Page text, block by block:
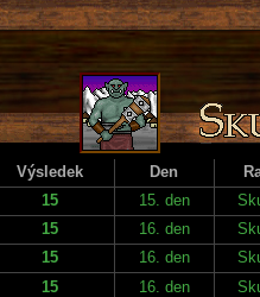
Výsledek Den
15 15. den
15 16. den
15 16. den
15 16. den